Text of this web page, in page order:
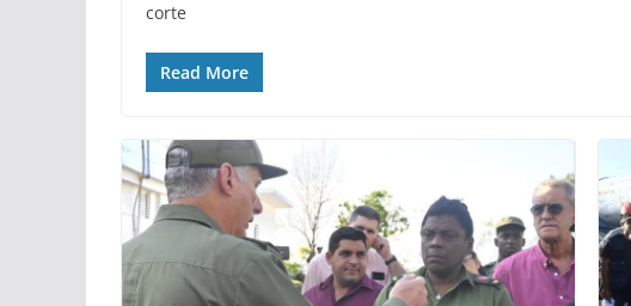
corte
Read More